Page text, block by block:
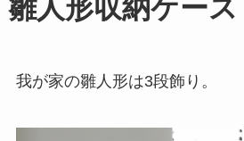
雛人形収納ケース
我が家の雛人形は3段飾り。